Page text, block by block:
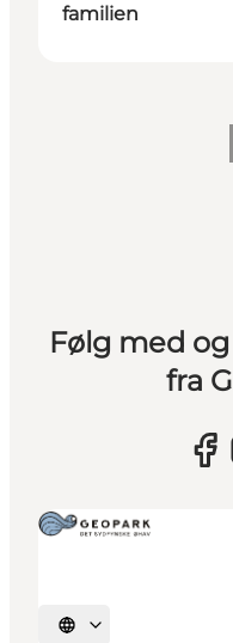
familien
Følg med
fra
Vælg sprog